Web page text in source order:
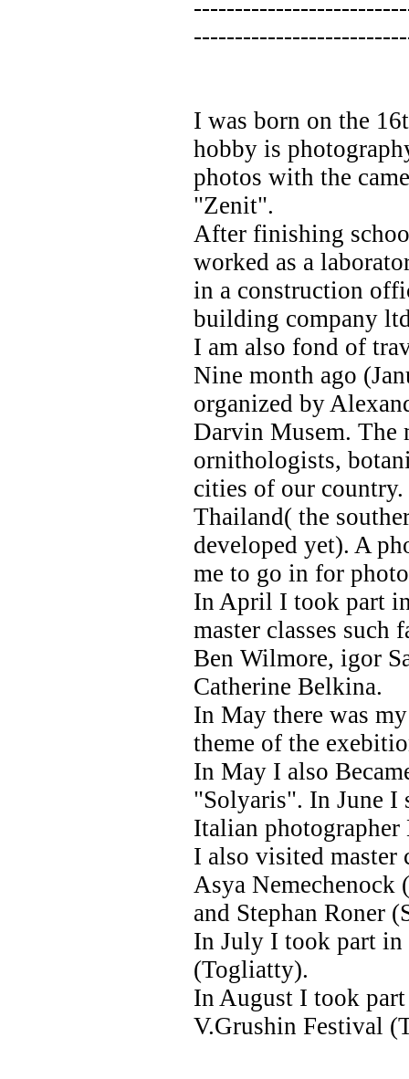
I was born on the
hobby is
photos with the
"Zenit".
After finishing
worked as a
in a construction
building company
I am also fond of
Nine month ago
organized by
Darvin Musem. The
ornithologists,
cities of our country.
Thailand( the
developed yet). A
me to go in for
In April I took part
master classes such
Ben Wilmore, igor
Catherine Belkina.
In May there was
theme of the
In May I also
"Solyaris". In June I
Italian
I also visited master
Asya
and Stephan Roner
In July I took part
(Togliatty).
In August I took
V.Grushin Festival